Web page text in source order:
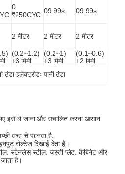
0
₹250CYC 09.99s 09.99s
2 मीटर 2 मीटर 2 मीटर
(0.2~1.2)
+3 मिमी
(0.2~1)
+3 मिमी
(0.1~0.6)
+2 मिमी
ठंडा इलेक्ट्रोडः पानी ठंडा
इसे ले जाना और संचालित करना आसान
तरह से पहनता है.
वोल्टेज दिखाई देता है।
स्टेनलेस स्टील, जस्ती प्लेट, कैबिनेट और
है।